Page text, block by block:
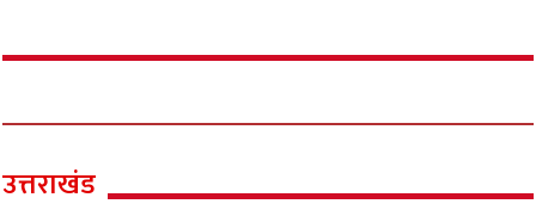
उत्तराखंड